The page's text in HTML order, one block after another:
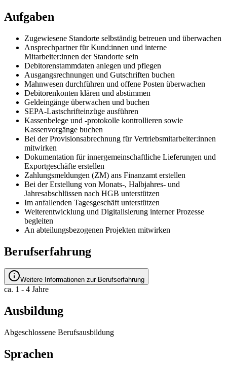
Aufgaben
Zugewiesene Standorte selbständig betreuen und überwachen
Ansprechpartner für Kund:innen und interne
Mitarbeiter:innen der Standorte sein
Debitorenstammdaten anlegen und pflegen
Ausgangsrechnungen und Gutschriften buchen
Mahnwesen durchführen und offene Posten überwachen
Debitorenkonten klären und abstimmen
Geldeingänge überwachen und buchen
SEPA-Lastschrifteinzüge ausführen
Kassenbelege und -protokolle kontrollieren sowie
Kassenvorgänge buchen
Bei der Provisionsabrechnung für Vertriebsmitarbeiter:innen
mitwirken
Dokumentation für innergemeinschaftliche Lieferungen und
Exportgeschäfte erstellen
Zahlungsmeldungen (ZM) ans Finanzamt erstellen
Bei der Erstellung von Monats-, Halbjahres- und
Jahresabschlüssen nach HGB unterstützen
Im anfallenden Tagesgeschäft unterstützen
Weiterentwicklung und Digitalisierung interner Prozesse
begleiten
An abteilungsbezogenen Projekten mitwirken
Berufserfahrung
Weitere Informationen zur Berufserfahrung
ca. 1 - 4 Jahre
Ausbildung
Abgeschlossene Berufsausbildung
Sprachen